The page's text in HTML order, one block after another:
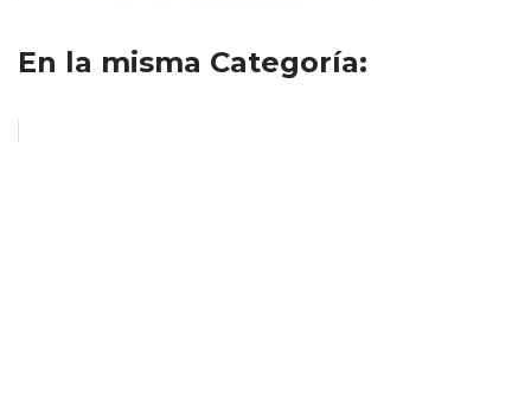
En la misma Categoría: